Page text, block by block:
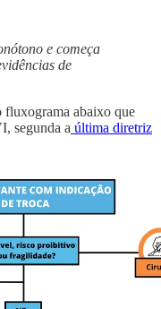
e começa
de
fluxograma abaixo que
segunda a última diretriz